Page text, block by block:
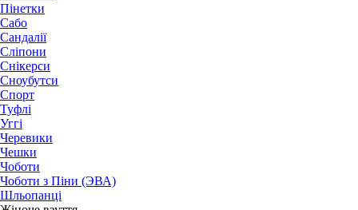
Пінетки
Сабо
Сандалії
Сліпони
Снікерси
Сноубутси
Спорт
Туфлі
Уггі
Черевики
Чешки
Чоботи
Чоботи з Піни (ЭВА)
Шльопанці